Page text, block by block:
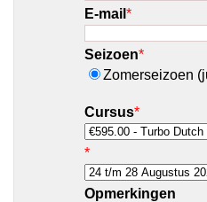
E-mail *
Seizoen*
Zomerseizoen
Cursus*
*
Opmerkingen